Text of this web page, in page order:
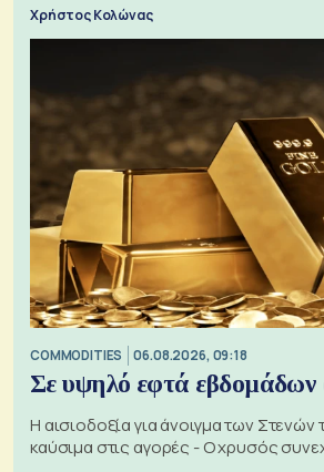
Χρήστος Κολώνας
COMMODITIES 06.08.2026, 09:18
Σε υψηλό εφτά εβδομάδων
Η αισιοδοξία για άνοιγμα των Στενών
καύσιμα στις αγορές - Ο χρυσός